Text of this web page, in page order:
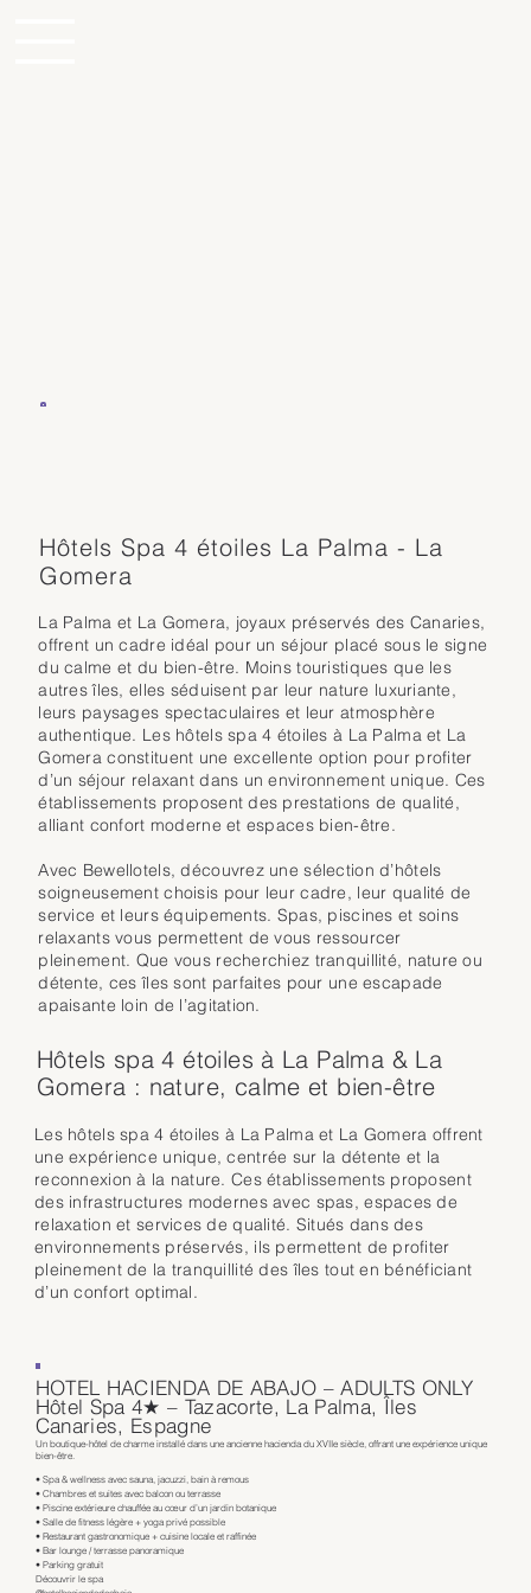
Hôtels Spa 4 étoiles La Palma - La
Gomera
La Palma et La Gomera, joyaux préservés des Canaries,
offrent un cadre idéal pour un séjour placé sous le signe
du calme et du bien-être. Moins touristiques que les
autres îles, elles séduisent par leur nature luxuriante,
leurs paysages spectaculaires et leur atmosphère
authentique. Les hôtels spa 4 étoiles à La Palma et La
Gomera constituent une excellente option pour profiter
d’un séjour relaxant dans un environnement unique. Ces
établissements proposent des prestations de qualité,
alliant confort moderne et espaces bien-être.
Avec Bewellotels, découvrez une sélection d’hôtels
soigneusement choisis pour leur cadre, leur qualité de
service et leurs équipements. Spas, piscines et soins
relaxants vous permettent de vous ressourcer
pleinement. Que vous recherchiez tranquillité, nature ou
détente, ces îles sont parfaites pour une escapade
apaisante loin de l’agitation.
Hôtels spa 4 étoiles à La Palma & La
Gomera : nature, calme et bien-être
Les hôtels spa 4 étoiles à La Palma et La Gomera offrent
une expérience unique, centrée sur la détente et la
reconnexion à la nature. Ces établissements proposent
des infrastructures modernes avec spas, espaces de
relaxation et services de qualité. Situés dans des
environnements préservés, ils permettent de profiter
pleinement de la tranquillité des îles tout en bénéficiant
d’un confort optimal.
HOTEL HACIENDA DE ABAJO – ADULTS ONLY
Hôtel Spa 4★ – Tazacorte, La Palma, Îles
Canaries, Espagne
Un boutique-hôtel de charme installé dans une ancienne hacienda du XVIIe siècle, offrant une expérience unique
bien-être.
• Spa & wellness avec sauna, jacuzzi, bain à remous
• Chambres et suites avec balcon ou terrasse
• Piscine extérieure chauffée au cœur d’un jardin botanique
• Salle de fitness légère + yoga privé possible
• Restaurant gastronomique + cuisine locale et raffinée
• Bar lounge / terrasse panoramique
• Parking gratuit
Découvrir le spa